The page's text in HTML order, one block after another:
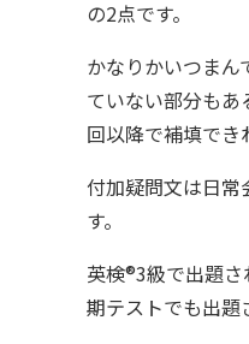
の2点です。
かなりかいつま
ていない部分も
回以降で補填でき
付加疑問文は日
す。
英検®︎3級で出題
期テストでも出題